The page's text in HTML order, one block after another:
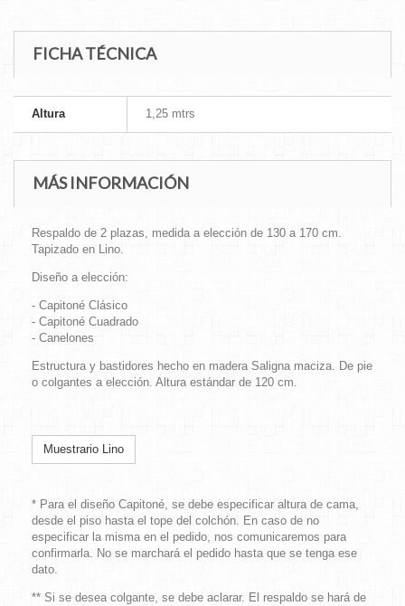
FICHA TÉCNICA
Altura 1,25 mtrs
MÁS INFORMACIÓN
Respaldo de 2 plazas, medida a elección de 130 a 170 cm.
Tapizado en Lino.
Diseño a elección:
- Capitoné Clásico
- Capitoné Cuadrado
- Canelones
Estructura y bastidores hecho en madera Saligna maciza. De pie
o colgantes a elección. Altura estándar de 120 cm.
Muestrario Lino
* Para el diseño Capitoné, se debe especificar altura de cama,
desde el piso hasta el tope del colchón. En caso de no
especificar la misma en el pedido, nos comunicaremos para
confirmarla. No se marchará el pedido hasta que se tenga ese
dato.
** Si se desea colgante, se debe aclarar. El respaldo se hará de